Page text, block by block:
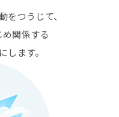
をつうじて、
関係する
します。